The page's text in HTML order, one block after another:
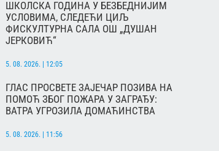
ШКОЛСКА ГОДИНА У БЕЗБЕДНИЈИМ
УСЛОВИМА, СЛЕДЕЋИ ЦИЉ
ФИСКУЛТУРНА САЛА ОШ „ДУШАН
ЈЕРКОВИЋ“
5. 08. 2026. | 12:05
ГЛАС ПРОСВЕТЕ ЗАЈЕЧАР ПОЗИВА НА
ПОМОЋ ЗБОГ ПОЖАРА У ЗАГРАЂУ:
ВАТРА УГРОЗИЛА ДОМАЋИНСТВА
5. 08. 2026. | 11:56